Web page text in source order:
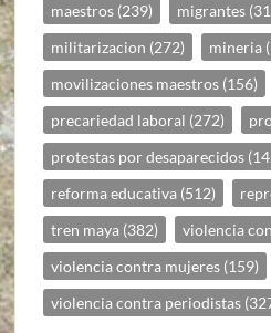
maestros (239) migrantes
militarizacion (272) mineria
movilizaciones maestros (156)
precariedad laboral (272)
protestas por desaparecidos
reforma educativa (512)
tren maya (382) violencia
violencia contra mujeres (159)
violencia contra periodistas